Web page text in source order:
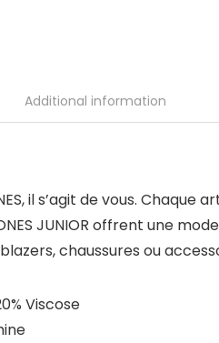
Additional information
il s’agit de vous.
JUNIOR offrent une
chaussures ou
Viscose